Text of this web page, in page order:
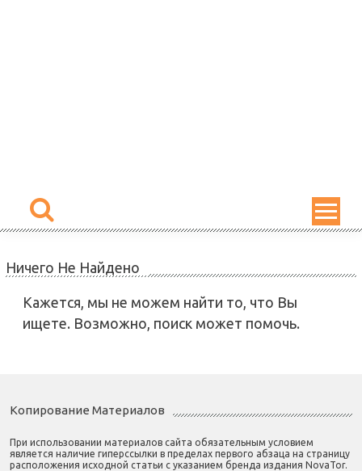
Ничего Не Найдено
Кажется, мы не можем найти то, что Вы
ищете. Возможно, поиск может помочь.
Копирование Материалов
При использовании материалов сайта обязательным условием
является наличие гиперссылки в пределах первого абзаца на страницу
расположения исходной статьи с указанием бренда издания NovaTor.